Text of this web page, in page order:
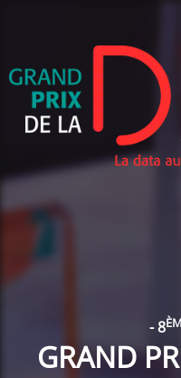
- 8
GRAND